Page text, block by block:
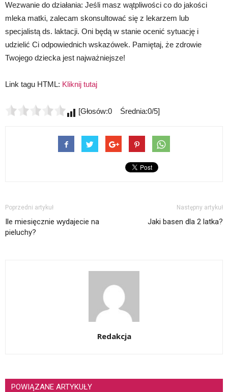
Wezwanie do działania: Jeśli masz wątpliwości co do jakości
mleka matki, zalecam skonsultować się z lekarzem lub
specjalistą ds. laktacji. Oni będą w stanie ocenić sytuację i
udzielić Ci odpowiednich wskazówek. Pamiętaj, że zdrowie
Twojego dziecka jest najważniejsze!
Link tagu HTML: Kliknij tutaj
[Głosów:0 Średnia:0/5]
Poprzedni artykuł
Ile miesięcznie wydajecie na
pieluchy?
Następny artykuł
Jaki basen dla 2 latka?
Redakcja
POWIĄZANE ARTYKUŁY